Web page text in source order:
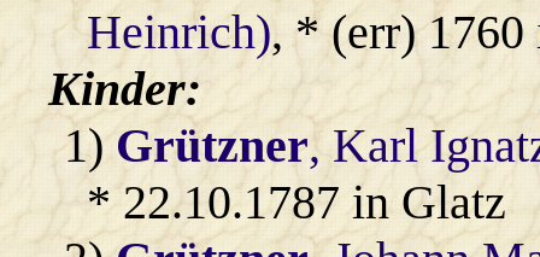
Heinrich), * (err) 1760
Kinder:
1)Grützner, Karl
* 22.10.1787 in Glatz